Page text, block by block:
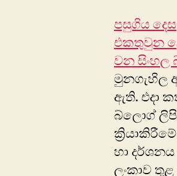
පසුගිය
එකතුවුන
වන
මුනගැහිල
ඇති. එදා
බ්ලොග් ලිපි
හා
ලංකාව